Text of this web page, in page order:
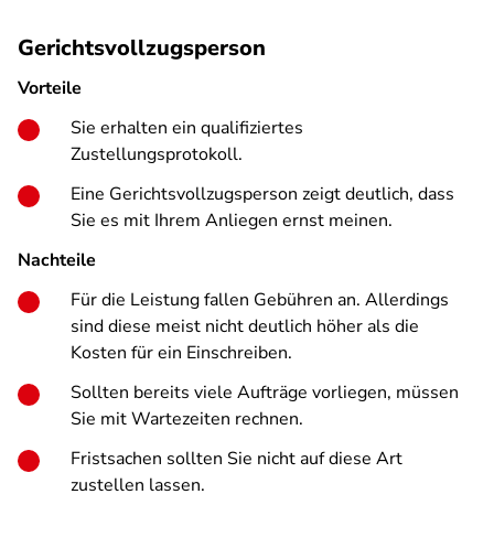
Gerichtsvollzugsperson
Vorteile
Sie erhalten ein qualifiziertes
Zustellungsprotokoll.
Eine Gerichtsvollzugsperson zeigt deutlich, dass
Sie es mit Ihrem Anliegen ernst meinen.
Nachteile
Für die Leistung fallen Gebühren an. Allerdings
sind diese meist nicht deutlich höher als die
Kosten für ein Einschreiben.
Sollten bereits viele Aufträge vorliegen, müssen
Sie mit Wartezeiten rechnen.
Fristsachen sollten Sie nicht auf diese Art
zustellen lassen.